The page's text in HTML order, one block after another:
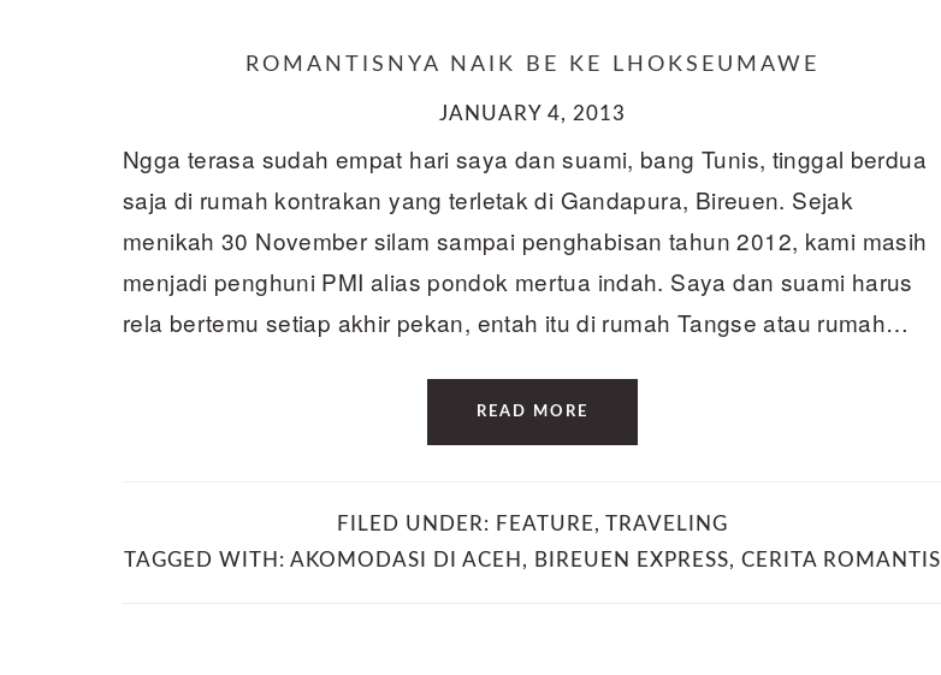
ROMANTISNYA NAIK BE KE LHOKSEUMAWE
JANUARY 4, 2013
Ngga terasa sudah empat hari saya dan suami, bang Tunis, tinggal berdua
saja di rumah kontrakan yang terletak di Gandapura, Bireuen. Sejak
menikah 30 November silam sampai penghabisan tahun 2012, kami masih
menjadi penghuni PMI alias pondok mertua indah. Saya dan suami harus
rela bertemu setiap akhir pekan, entah itu di rumah Tangse atau rumah…
READ MORE
FILED UNDER: FEATURE, TRAVELING
TAGGED WITH: AKOMODASI DI ACEH , BIREUEN EXPRESS, CERITA ROMANTIS